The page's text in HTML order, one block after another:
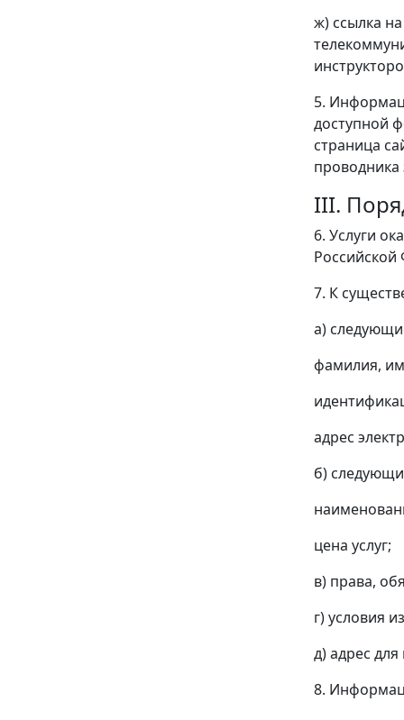
ж) ссылка
5.
доступной
страница
III.
6. Услуги
7. К
а)
фамилия,
адрес
б)
цена услуг;
в) права,
г) условия
д) адрес
8.